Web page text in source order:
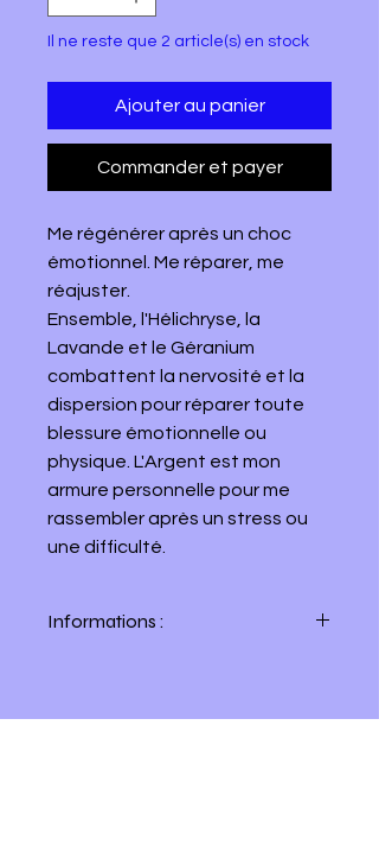
Il ne reste que 2 article(s) en stock
Ajouter au panier
Commander et payer
Me régénérer après un choc
émotionnel. Me réparer, me
réajuster.
Ensemble, l'Hélichryse, la
Lavande et le Géranium
combattent la nervosité et la
dispersion pour réparer toute
blessure émotionnelle ou
physique. L'Argent est mon
armure personnelle pour me
rassembler après un stress ou
une difficulté.
Informations :
teneur en huiles essentielles, il offre